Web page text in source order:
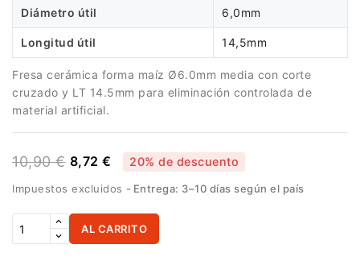
Diámetro útil 6,0mm
Longitud útil 14,5mm
Fresa cerámica forma maíz Ø6.0mm media con corte
cruzado y LT 14.5mm para eliminación controlada de
material artificial.
10,90 € 8,72 € 20% de descuento
Impuestos excluidos Entrega: 3–10 días según el país
AL CARRITO